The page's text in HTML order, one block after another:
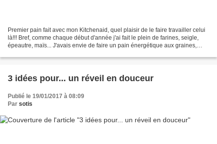
Premier pain fait avec mon Kitchenaid, quel plaisir de le faire travailler celui
là!!! Bref, comme chaque début d'année j'ai fait le plein de farines, seigle,
épeautre, maïs... J'avais envie de faire un pain énergétique aux graines,
3 idées pour... un réveil en douceur
Publié le 19/01/2017 à 08:09
Par sotis